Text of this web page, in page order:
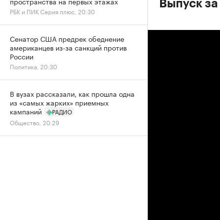
Выпуск
РБК и ПИК Серия плюс, 20:30
Сенатор США предрек обеднение
американцев из-за санкций против
России
Политика, 20:30
В вузах рассказали, как прошла одна
из «самых жарких» приемных
кампаний
РАДИО
Общество, 20:29